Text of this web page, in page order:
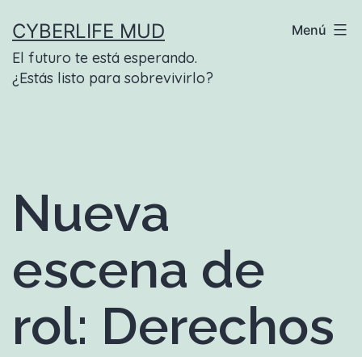
contenido
CYBERLIFE MUD
El futuro te está esperando.
¿Estás listo para sobrevivirlo?
Menú
Nueva
escena de
rol: Derechos